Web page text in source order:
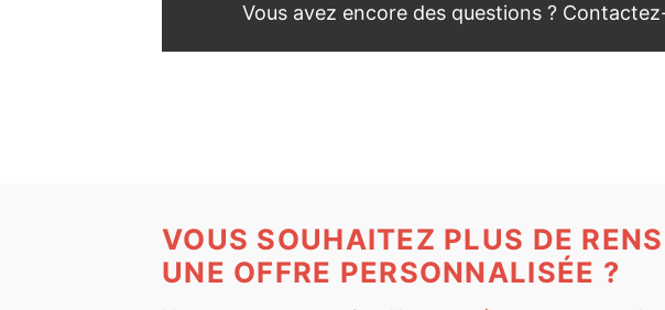
Vous avez encore des questions ?
VOUS SOUHAITEZ PLUS DE
UNE OFFRE PERSONNALISÉE ?